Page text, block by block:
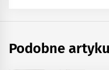
Podobne